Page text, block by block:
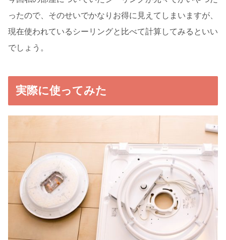
ったので、そのせいでかなりお得に見えてしまいますが、
現在使われているシーリングと比べて計算してみるといい
でしょう。
実際に使ってみた